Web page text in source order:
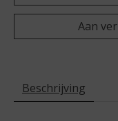
Aan
Beschrijving